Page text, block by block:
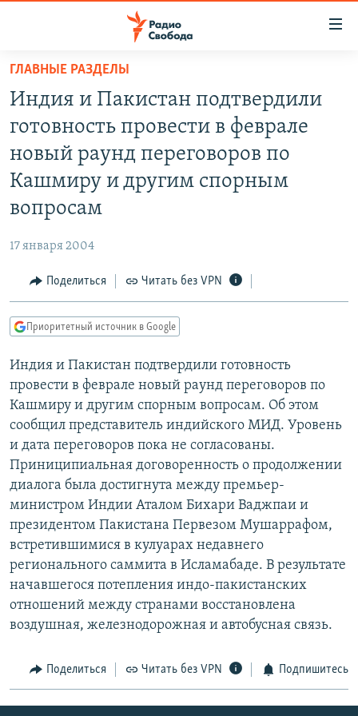
упрощенного
доступа
основному
содержанию
главной
навигации
Вернутся
поиску
ПОДКАСТЫ
АВТОРСКИЕ ПРОЕКТЫ
ЦИТАТЫ СВОБОДЫ
МНЕНИЯ
IDEL.РЕАЛИИ
КАВКАЗ.РЕАЛИИ
СЕВЕР.РЕАЛИИ
РАСПИСАНИЕ ВЕЩАНИЯ
ПОДПИШИТЕСЬ НА РАССЫЛКУ
СОЦИАЛЬНЫЕ СЕТИ
Все сайты РСЕ/РС
ГЛАВНЫЕ РАЗДЕЛЫ
Индия и Пакистан подтвердили
готовность провести в феврале
новый раунд переговоров по
Кашмиру и другим спорным
вопросам
17 января 2004
Поделиться Читать без VPN
Приоритетный источник в Google
Индия и Пакистан подтвердили готовность
провести в феврале новый раунд переговоров по
Кашмиру и другим спорным вопросам. Об этом
сообщил представитель индийского МИД. Уровень
и дата переговоров пока не согласованы.
Приниципиальная договоренность о продолжении
диалога была достигнута между премьер-
министром Индии Аталом Бихари Ваджпаи и
президентом Пакистана Первезом Мушаррафом,
встретившимися в кулуарах недавнего
регионального саммита в Исламабаде. В результате
начавшегося потепления индо-пакистанских
отношений между странами восстановлена
воздушная, железнодорожная и автобусная связь.
Поделиться Читать без VPN Подпишитесь